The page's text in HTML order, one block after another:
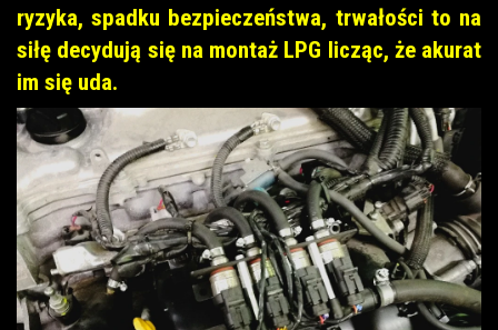
ryzyka, spadku bezpieczeństwa, trwałości to na
siłę decydują się na montaż LPG licząc, że akurat
im się uda.